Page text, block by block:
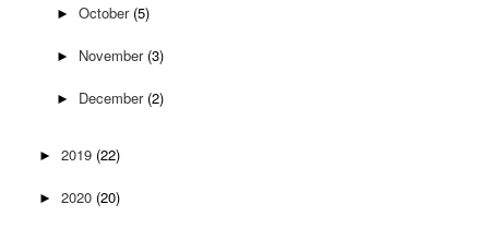
► October (5)
► November (3)
► December (2)
► 2019 (22)
► 2020 (20)